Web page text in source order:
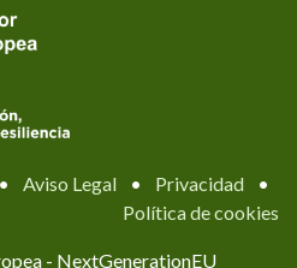
• Aviso Legal • Privacidad
•
Política de cookies
- NextGenerationEU